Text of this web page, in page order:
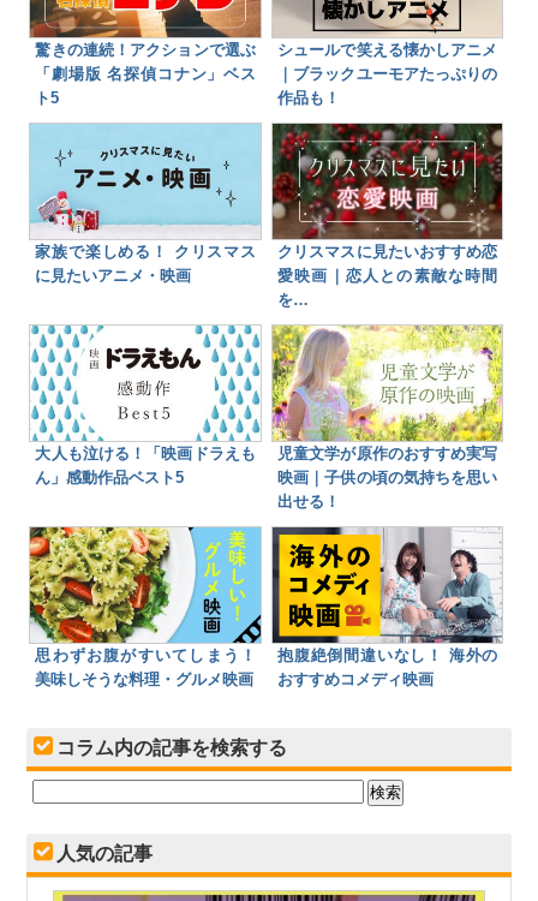
驚きの連続！アクションで選ぶ
「劇場版 名探偵コナン」ベス
ト5
シュールで笑える懐かしアニメ
｜ブラックユーモアたっぷりの
作品も！
家族で楽しめる！ クリスマス
に見たいアニメ・映画
クリスマスに見たいおすすめ恋
愛映画｜恋人との素敵な時間
を…
大人も泣ける！「映画ドラえも
ん」感動作品ベスト5
児童文学が原作のおすすめ実写
映画｜子供の頃の気持ちを思い
出せる！
思わずお腹がすいてしまう！
美味しそうな料理・グルメ映画
抱腹絶倒間違いなし！ 海外の
おすすめコメディ映画
コラム内の記事を検索する
人気の記事